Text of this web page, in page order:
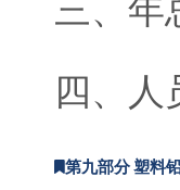
三、年
四、人
第九部分 塑料